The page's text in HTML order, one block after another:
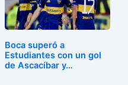
Boca superó a
Estudiantes con un gol
de Ascacíbar y…